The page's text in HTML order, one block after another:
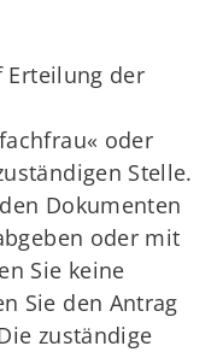
Erteilung der
oder
Stelle.
Dokumenten
oder mit
Sie keine
Sie den Antrag
zuständige